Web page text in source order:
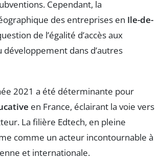
Cependant, la
des entreprises en Ile-de-
de l’égalité d’accès aux
développement dans d’autres
2021 a été déterminante pour
en France, éclairant la voie vers
La filière Edtech, en pleine
comme un acteur incontournable à
et internationale.